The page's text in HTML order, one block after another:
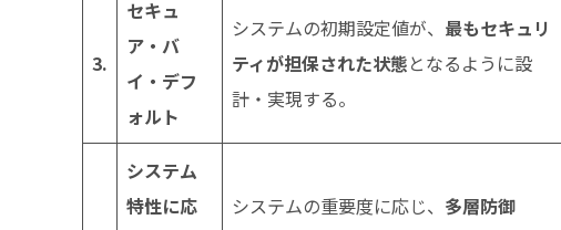
3.
セキュ
ア・バ
イ・デフ
ォルト
システムの初期設定値が、 最もセキュリ
ティが担保された状態となるように設
計・実現する。
システム
特性に応
システムの重要度に応じ、 多層防御